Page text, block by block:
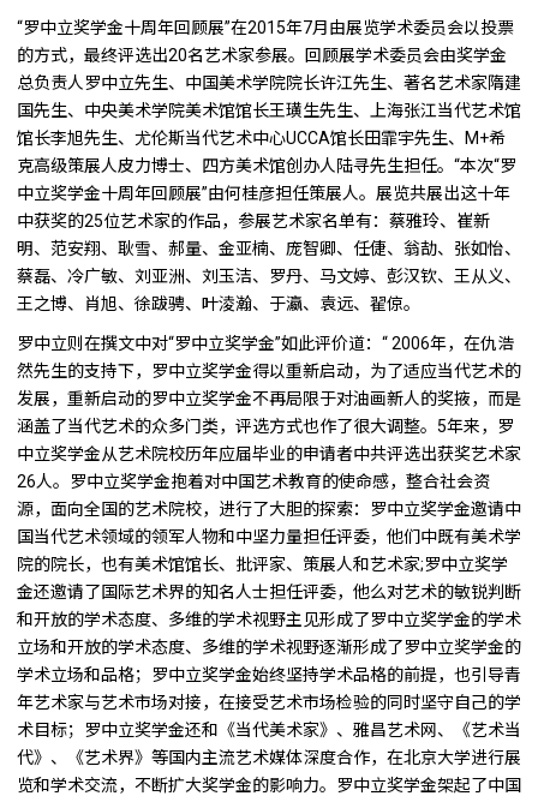
“罗中立奖学金十周年回顾展”在2015年7月由展览学术委员会以投票
的方式，最终评选出20名艺术家参展。回顾展学术委员会由奖学金
总负责人罗中立先生、中国美术学院院长许江先生、著名艺术家隋建
国先生、中央美术学院美术馆馆长王璜生先生、上海张江当代艺术馆
馆长李旭先生、尤伦斯当代艺术中心UCCA馆长田霏宇先生、M+希
克高级策展人皮力博士、四方美术馆创办人陆寻先生担任。“本次“罗
中立奖学金十周年回顾展”由何桂彦担任策展人。展览共展出这十年
中获奖的25位艺术家的作品，参展艺术家名单有：蔡雅玲、崔新
明、范安翔、耿雪、郝量、金亚楠、庞智卿、任倢、翁劼、张如怡、
蔡磊、冷广敏、刘亚洲、刘玉洁、罗丹、马文婷、彭汉钦、王从义、
王之博、肖旭、徐跋骋、叶淩瀚、于瀛、袁远、翟倞。
罗中立则在撰文中对“罗中立奖学金”如此评价道：“ 2006年，在仇浩
然先生的支持下，罗中立奖学金得以重新启动，为了适应当代艺术的
发展，重新启动的罗中立奖学金不再局限于对油画新人的奖掖，而是
涵盖了当代艺术的众多门类，评选方式也作了很大调整。5年来，罗
中立奖学金从艺术院校历年应届毕业的申请者中共评选出获奖艺术家
26人。罗中立奖学金抱着对中国艺术教育的使命感，整合社会资
源，面向全国的艺术院校，进行了大胆的探索：罗中立奖学金邀请中
国当代艺术领域的领军人物和中坚力量担任评委，他们中既有美术学
院的院长，也有美术馆馆长、批评家、策展人和艺术家;罗中立奖学
金还邀请了国际艺术界的知名人士担任评委，他么对艺术的敏锐判断
和开放的学术态度、多维的学术视野主见形成了罗中立奖学金的学术
立场和开放的学术态度、多维的学术视野逐渐形成了罗中立奖学金的
学术立场和品格；罗中立奖学金始终坚持学术品格的前提，也引导青
年艺术家与艺术市场对接，在接受艺术市场检验的同时坚守自己的学
术目标；罗中立奖学金还和《当代美术家》、雅昌艺术网、《艺术当
代》、《艺术界》等国内主流艺术媒体深度合作，在北京大学进行展
览和学术交流，不断扩大奖学金的影响力。罗中立奖学金架起了中国